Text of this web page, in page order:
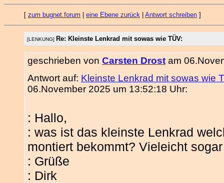
[ zum bugnet.forum eine Ebene zurück Antwort schreiben ]
[LENKUNG] Re: Kleinste Lenkrad mit sowas wie TÜV:
geschrieben von Carsten Drost am
Antwort auf: Kleinste Lenkrad mit sowas wie
06.November 2025 um 13:52:18 Uhr:
: Hallo,
: was ist das kleinste Lenkrad
montiert bekommt? Vieleicht
: Grüße
: Dirk